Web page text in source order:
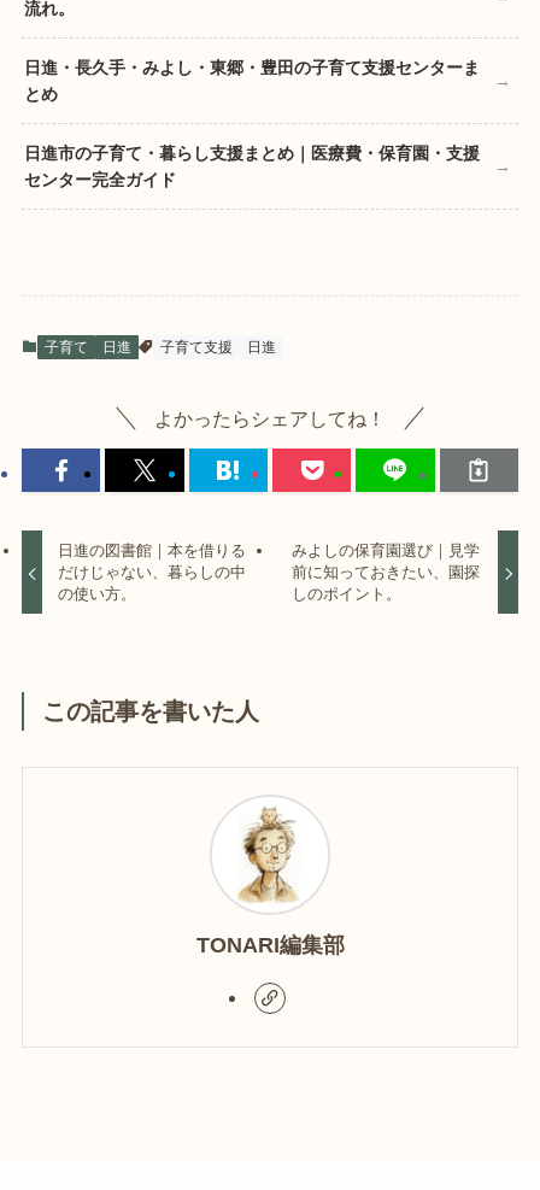
流れ。
日進・長久手・みよし・東郷・豊田の子育て支援センターま
とめ
日進市の子育て・暮らし支援まとめ｜医療費・保育園・支援
センター完全ガイド
子育て 日進 子育て支援 日進
よかったらシェアしてね！
日進の図書館｜本を借りる
だけじゃない、暮らしの中
の使い方。
みよしの保育園選び｜見学
前に知っておきたい、園探
しのポイント。
この記事を書いた人
TONARI編集部